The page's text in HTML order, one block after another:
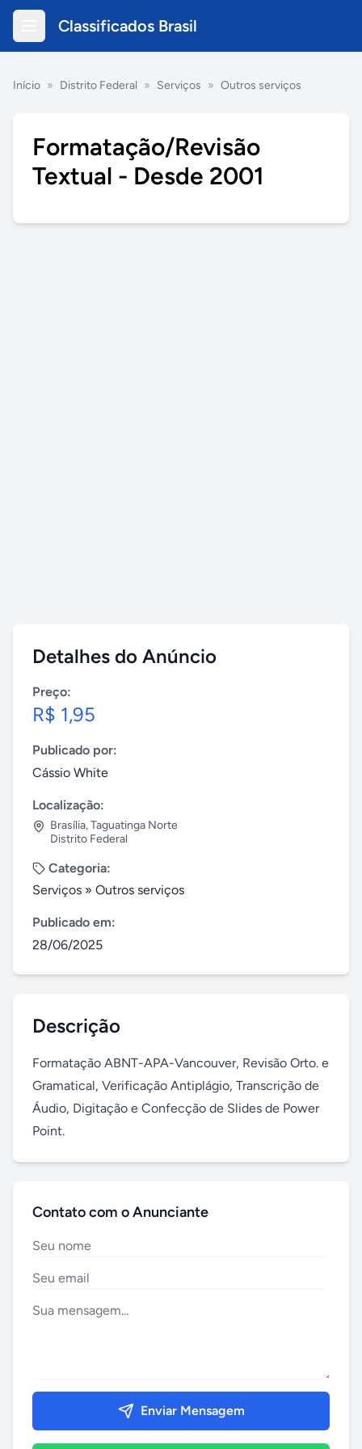
Classificados Brasil
Início » Distrito Federal » Serviços » Outros serviços
Formatação/Revisão
Textual - Desde 2001
Detalhes do Anúncio
Preço:
R$ 1,95
Publicado por:
Cássio White
Localização:
Brasília,Taguatinga Norte
Distrito Federal
Categoria:
Serviços » Outros serviços
Publicado em:
28/06/2025
Descrição
Formatação ABNT-APA-Vancouver, Revisão Orto. e
Gramatical, Verificação Antiplágio, Transcrição de
Áudio, Digitação e Confecção de Slides de Power
Point.
Contato com o Anunciante
Enviar Mensagem